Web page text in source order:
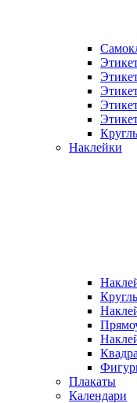
Наклейки
Плакаты
Календари